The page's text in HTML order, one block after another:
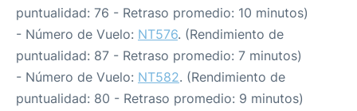
puntualidad: 76 - Retraso promedio: 10 minutos)
- Número de Vuelo: NT576. (Rendimiento de
puntualidad: 87 - Retraso promedio: 7 minutos)
- Número de Vuelo: NT582. (Rendimiento de
puntualidad: 80 - Retraso promedio: 9 minutos)